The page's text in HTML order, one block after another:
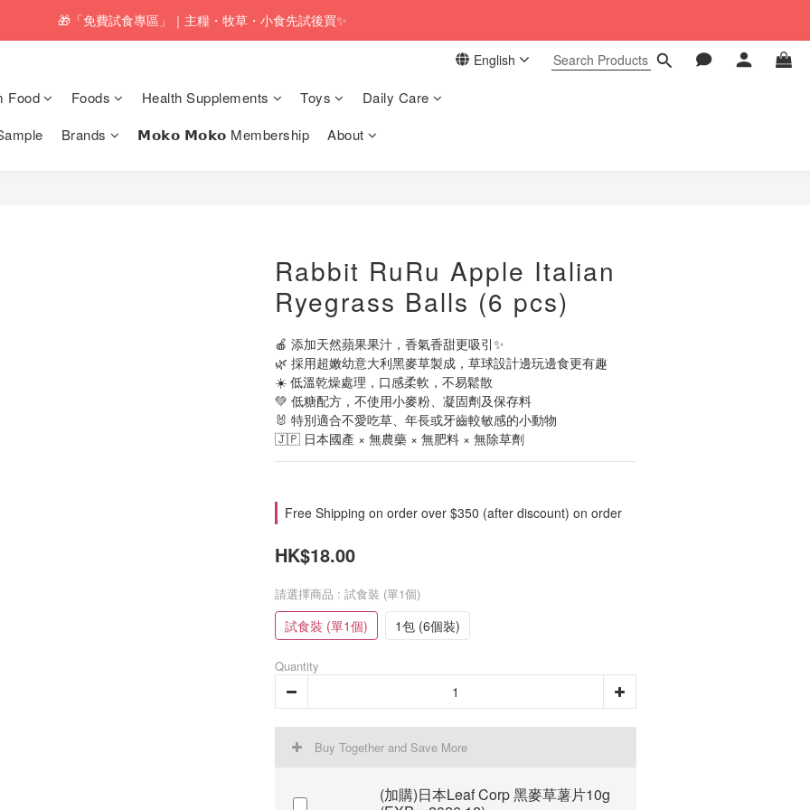
service will be offered for orders with a net value of $350 or above in our store. 📦
🎁「免費試食專區」｜主糧・牧草・小食先試後買✨
service will be offered for orders with a net value of $350 or above in our store. 📦
English
Food Foods Health Supplements Toys
Daily Care
Brands 𝗠𝗼𝗸𝗼 𝗠𝗼𝗸𝗼 Membership About
Rabbit RuRu Apple Italian
Ryegrass Balls (6 pcs)
🍎 添加天然蘋果果汁，香氣香甜更吸引✨
🌿 採用超嫩幼意大利黑麥草製成，草球設計邊玩邊食更有趣
☀️ 低溫乾燥處理，口感柔軟，不易鬆散
💚 低糖配方，不使用小麥粉、凝固劑及保存料
🐰 特別適合不愛吃草、年長或牙齒較敏感的小動物
🇯🇵 日本國產 × 無農藥 × 無肥料 × 無除草劑
Free Shipping on order over $350 (after discount) on order
HK$18.00
請選擇商品 : 試食裝 (單1個)
試食裝 (單1個) 1包 (6個裝)
Quantity
Buy Together and Save More
(加購)日本Leaf Corp 黑麥草薯片10g